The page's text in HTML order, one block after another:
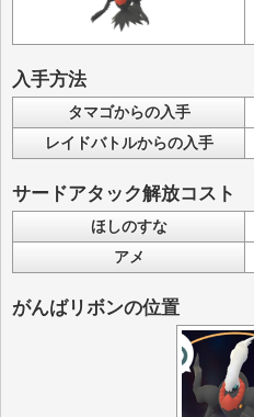
入手方法
タマゴからの入手
レイドバトルからの入手
サードアタック解放コスト
ほしのすな
アメ
がんばリボンの位置